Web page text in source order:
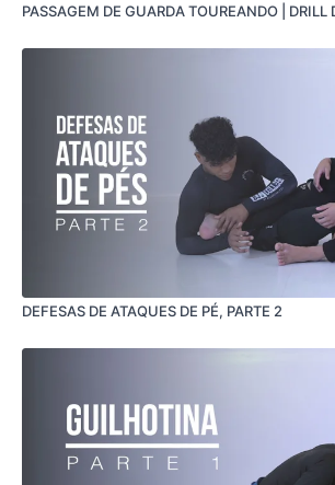
PASSAGEM DE GUARDA TOUREANDO | DRILL
DEFESAS DE ATAQUES DE PÉ, PARTE 2